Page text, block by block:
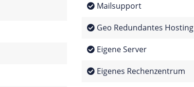
Mailsupport
Geo Redundantes Hosting
Eigene Server
Eigenes Rechenzentrum